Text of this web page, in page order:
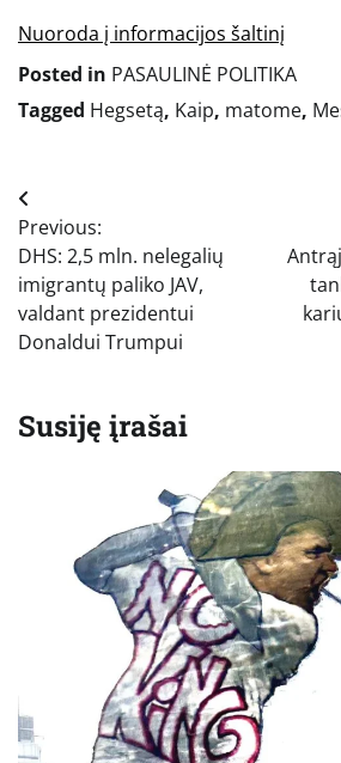
Nuoroda į informacijos šaltinį
Posted in PASAULINĖ POLITIKA
Tagged Hegsetą, Kaip, matome,
Navigacija
tarp
įrašų
Previous:
DHS: 2,5 mln. nelegalių
imigrantų paliko JAV,
valdant prezidentui
Donaldui Trumpui
Susiję įrašai